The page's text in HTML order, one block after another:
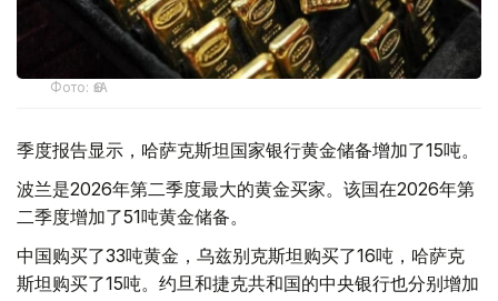
Фото: ӨзА
季度报告显示，哈萨克斯坦国家银行黄金储备增加了15吨。
波兰是2026年第二季度最大的黄金买家。该国在2026年第
二季度增加了51吨黄金储备。
中国购买了33吨黄金，乌兹别克斯坦购买了16吨，哈萨克
斯坦购买了15吨。约旦和捷克共和国的中央银行也分别增加